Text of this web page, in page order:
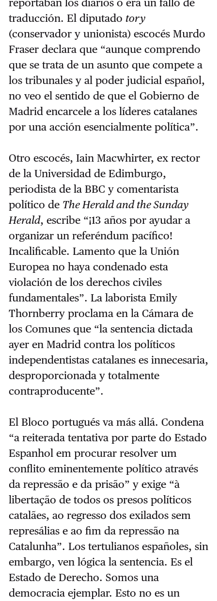
traducción. El diputado tory
(conservador y unionista) escocés Murdo
Fraser declara que “aunque comprendo
que se trata de un asunto que compete a
los tribunales y al poder judicial español,
no veo el sentido de que el Gobierno de
Madrid encarcele a los líderes catalanes
por una acción esencialmente política”.
Otro escocés, Iain Macwhirter, ex rector
de la Universidad de Edimburgo,
periodista de la BBC y comentarista
político de The Herald and the Sunday
Herald, escribe “¡13 años por ayudar a
organizar un referéndum pacífico!
Incalificable. Lamento que la Unión
Europea no haya condenado esta
violación de los derechos civiles
fundamentales”. La laborista Emily
Thornberry proclama en la Cámara de
los Comunes que “la sentencia dictada
ayer en Madrid contra los políticos
independentistas catalanes es innecesaria,
desproporcionada y totalmente
contraproducente”.
El Bloco portugués va más allá. Condena
“a reiterada tentativa por parte do Estado
Espanhol em procurar resolver um
conflito eminentemente político através
da repressão e da prisão” y exige “à
libertação de todos os presos políticos
catalães, ao regresso dos exilados sem
represálias e ao fim da repressão na
Catalunha”. Los tertulianos españoles, sin
embargo, ven lógica la sentencia. Es el
Estado de Derecho. Somos una
democracia ejemplar. Esto no es un